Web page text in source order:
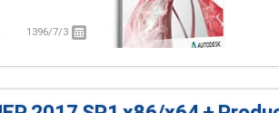
با طراحی آن‌ها در
1396/7/3